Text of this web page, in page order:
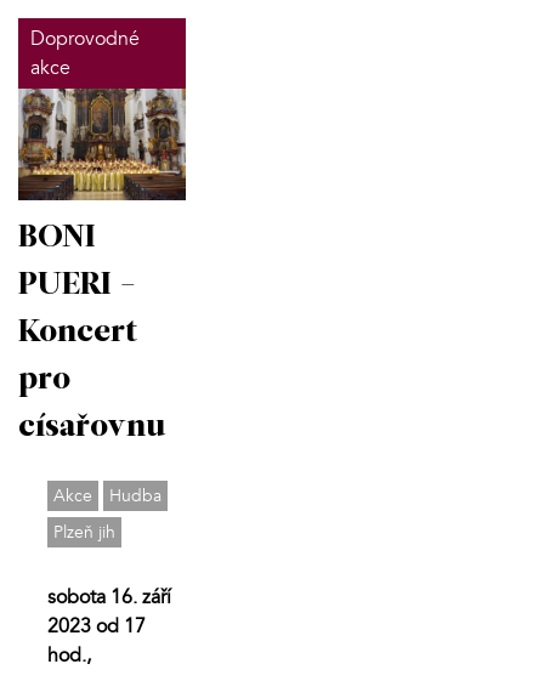
Doprovodné
akce
BONI
PUERI -
Koncert
pro
císařovnu
Akce
Hudba
Plzeň jih
sobota 16. září
2023 od 17
hod.,